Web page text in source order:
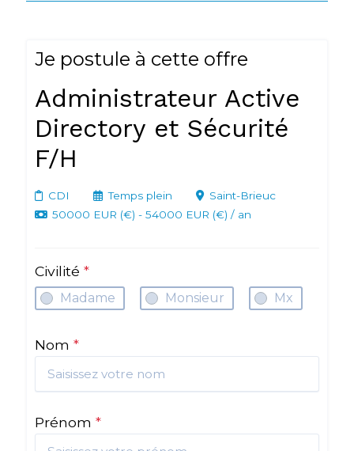
Je postule à cette offre
Administrateur Active
Directory et Sécurité
F/H
CDI Temps plein
Saint-Brieuc
50000 EUR (€) - 54000 EUR (€) / an
Civilité *
Madame Monsieur Mx
Nom *
Prénom *